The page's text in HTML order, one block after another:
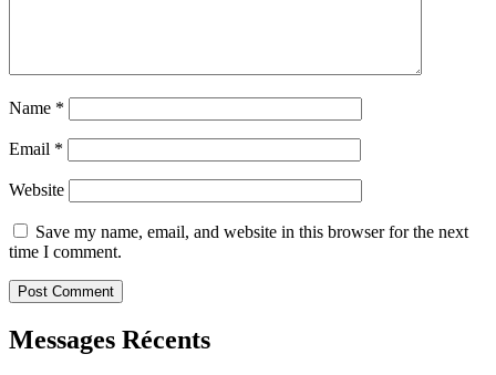
Name *
Email *
Website
Save my name, email, and website in this browser for the next
time I comment.
Messages Récents